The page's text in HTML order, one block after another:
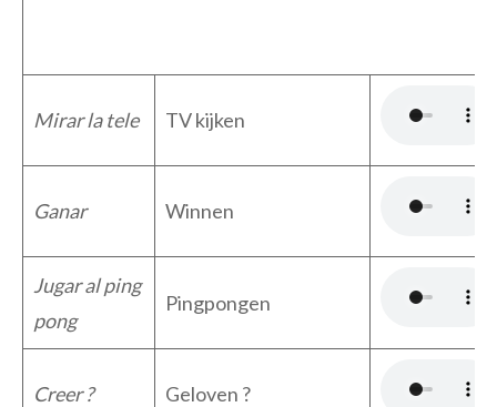
Mirar la tele TV kijken
Ganar Winnen
Jugar al ping
pong
Pingpongen
Creer ? Geloven ?